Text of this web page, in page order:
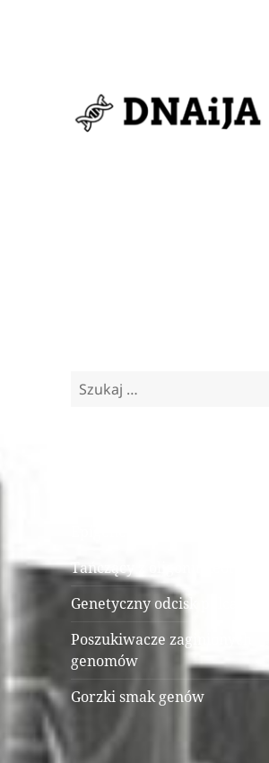
Szukaj:
Tańczący z oligonukleotydami
Genetyczny odcisk palca
Poszukiwacze zaginionych
genomów
Gorzki smak genów